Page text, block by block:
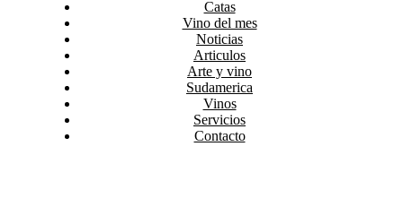
Catas
Vino del mes
Noticias
Articulos
Arte y vino
Sudamerica
Vinos
Servicios
Contacto